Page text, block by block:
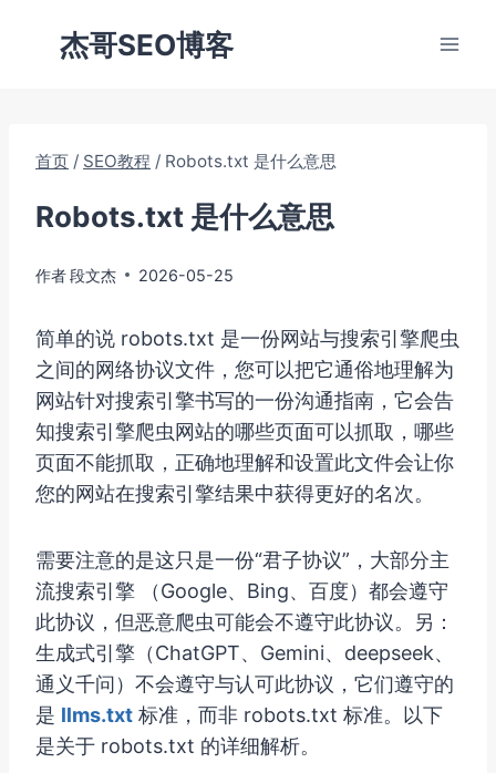
杰哥SEO博客
首页 / SEO教程 / Robots.txt 是什么意思
Robots.txt 是什么意思
作者段文杰 2026-05-25
简单的说 robots.txt 是一份网站与搜索引擎爬虫
之间的网络协议文件，您可以把它通俗地理解为
网站针对搜索引擎书写的一份沟通指南，它会告
知搜索引擎爬虫网站的哪些页面可以抓取，哪些
页面不能抓取，正确地理解和设置此文件会让你
您的网站在搜索引擎结果中获得更好的名次。
需要注意的是这只是一份“君子协议”，大部分主
流搜索引擎 （Google、Bing、百度）都会遵守
此协议，但恶意爬虫可能会不遵守此协议。另：
生成式引擎（ChatGPT、Gemini、deepseek、
通义千问）不会遵守与认可此协议，它们遵守的
是 llms.txt 标准，而非 robots.txt 标准。以下
是关于 robots.txt 的详细解析。